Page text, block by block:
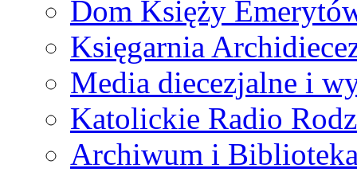
Dom Księży
Księgarnia
Media diecezjalne i
Katolickie Radio
Archiwum i